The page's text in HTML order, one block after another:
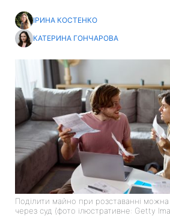
ІРИНА КОСТЕНКО
КАТЕРИНА ГОНЧАРОВА
Поділити майно при розставанні
через суд (фото ілюстративне: Getty